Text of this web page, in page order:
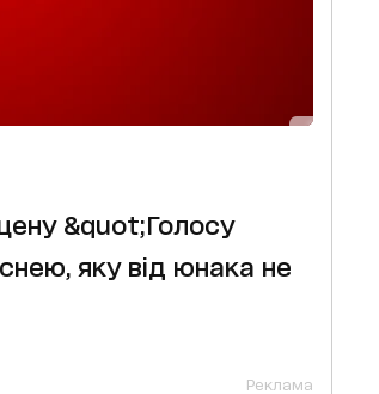
&quot;Голосу
яку від юнака не
Реклама